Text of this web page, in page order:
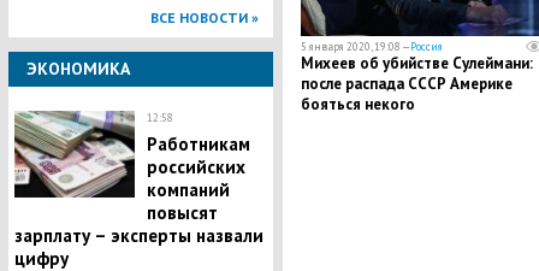
ВСЕ НОВОСТИ »
ЭКОНОМИКА
12:58
​Работникам
российских
компаний
повысят
зарплату – эксперты назвали
цифру
5 января 2020, 19:08 —Россия
Михеев об убийстве Сулеймани:
после распада СССР Америке
бояться некого